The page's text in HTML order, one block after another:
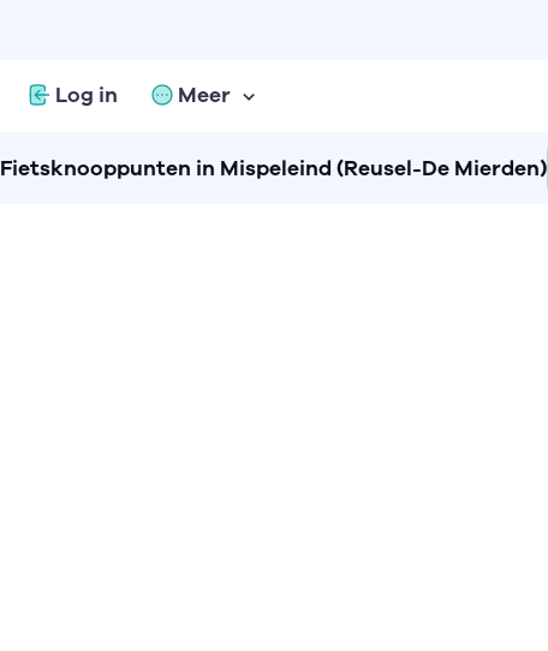
Log in Meer
Fietsknooppunten in Mispeleind (Reusel-De Mierden)